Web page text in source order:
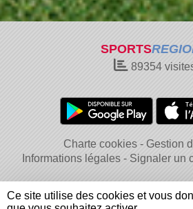
SPORTS
89354
Charte cookies
Gestion
Informations légales
Signaler un
Ce site utilise des cookies et vous